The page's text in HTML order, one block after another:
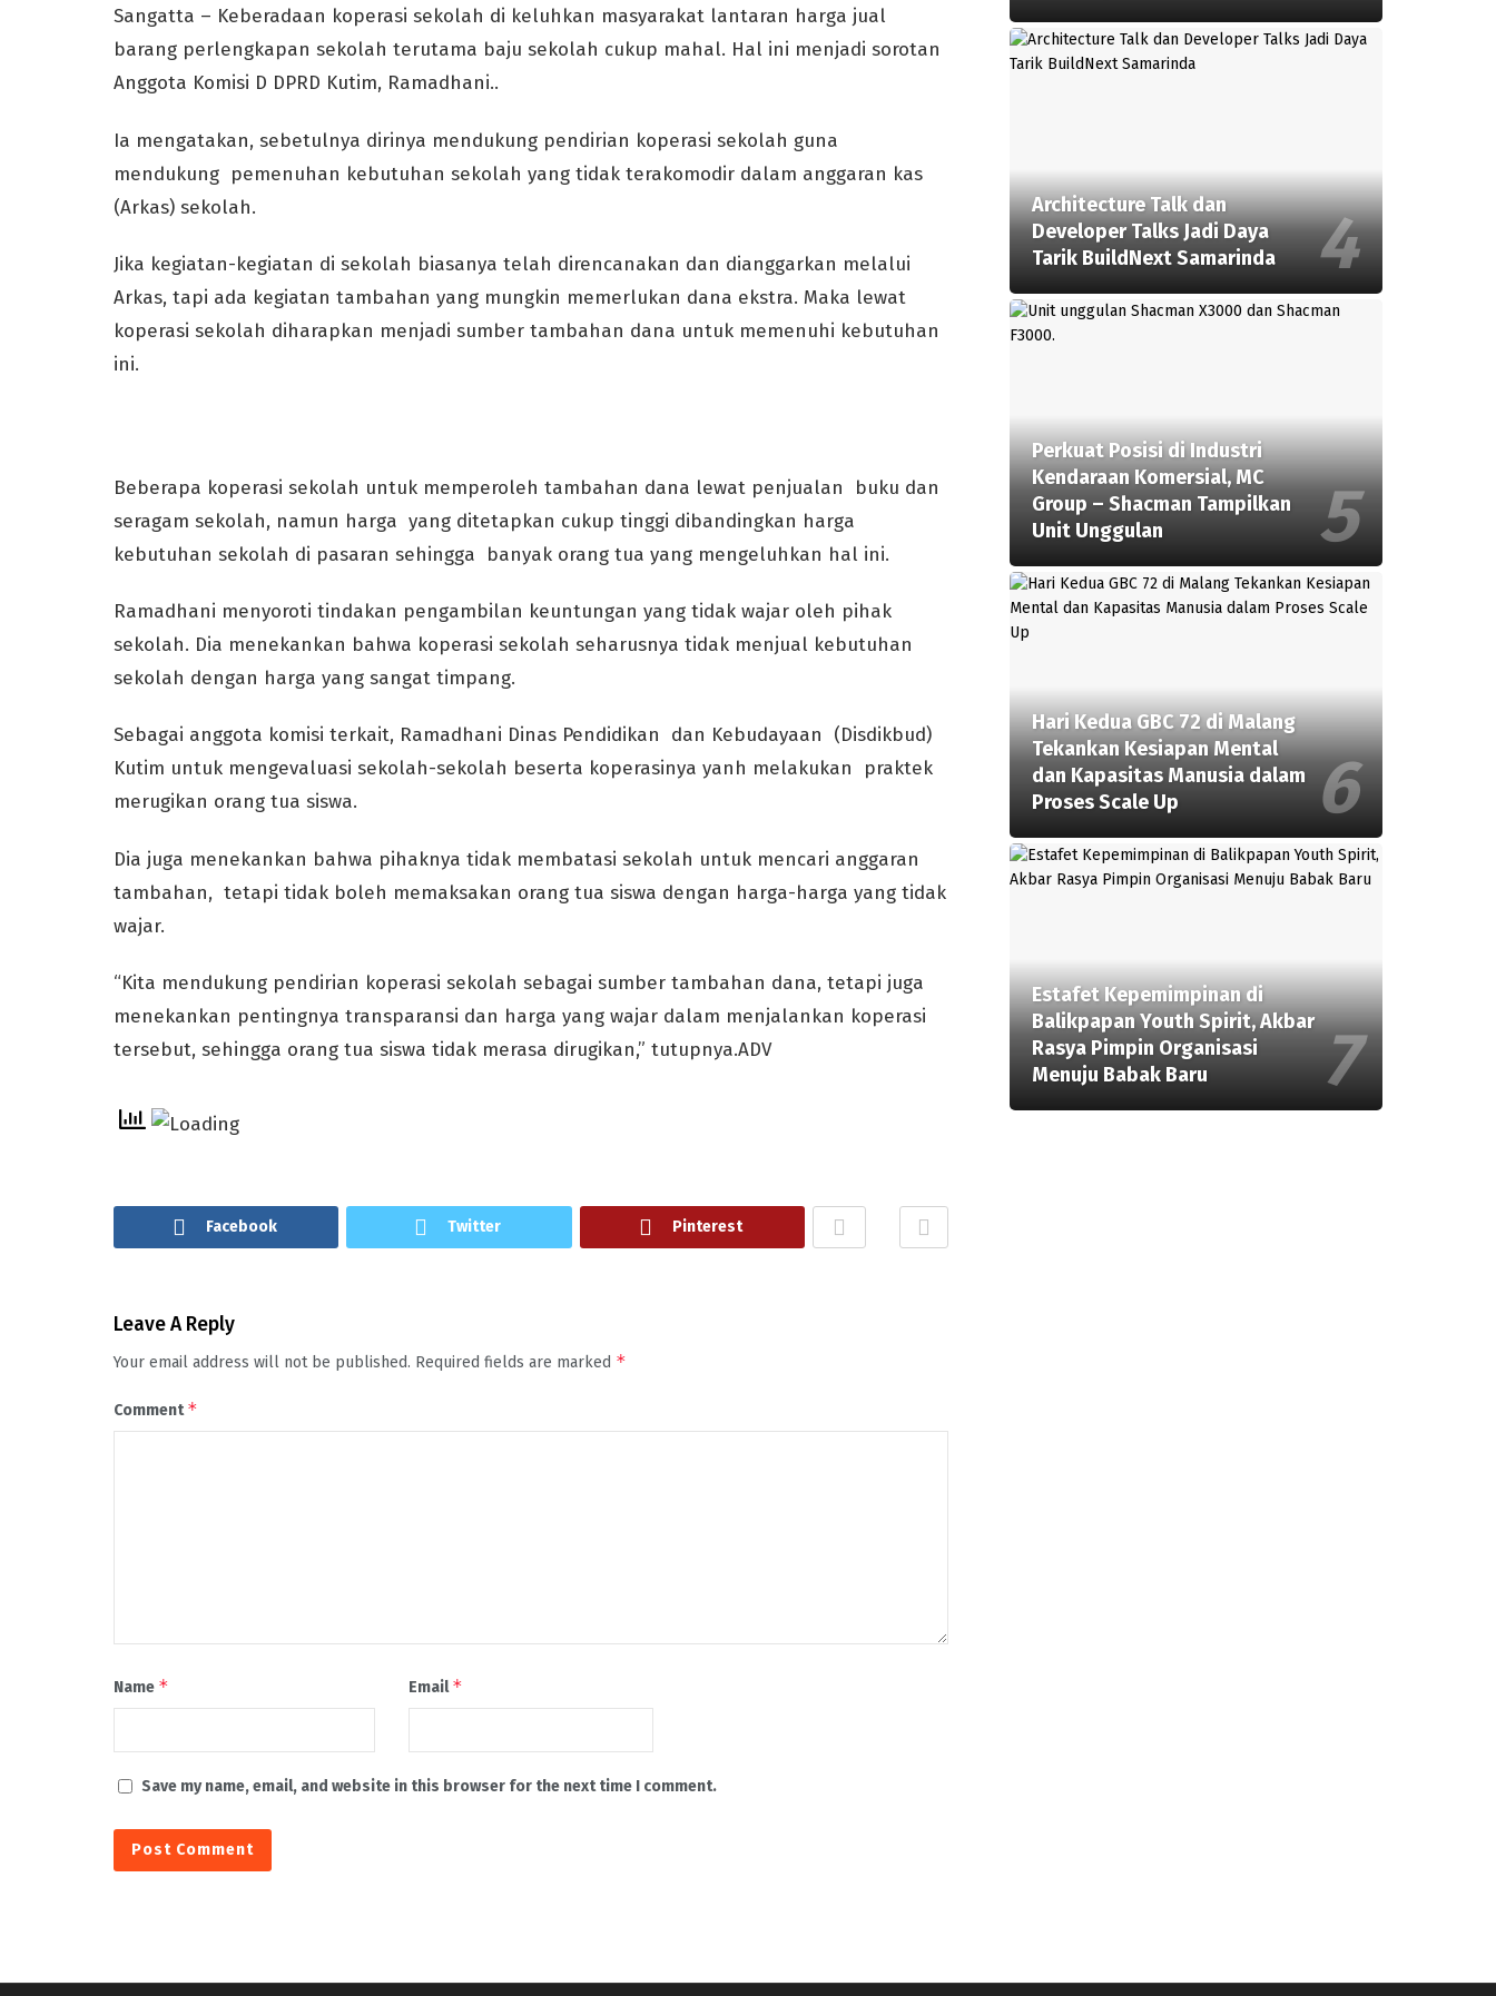
Sangatta – Keberadaan koperasi sekolah di keluhkan masyarakat lantaran harga jual
barang perlengkapan sekolah terutama baju sekolah cukup mahal. Hal ini menjadi sorotan
Anggota Komisi D DPRD Kutim, Ramadhani..
Ia mengatakan, sebetulnya dirinya mendukung pendirian koperasi sekolah guna
mendukung pemenuhan kebutuhan sekolah yang tidak terakomodir dalam anggaran kas
(Arkas) sekolah.
Jika kegiatan-kegiatan di sekolah biasanya telah direncanakan dan dianggarkan melalui
Arkas, tapi ada kegiatan tambahan yang mungkin memerlukan dana ekstra. Maka lewat
koperasi sekolah diharapkan menjadi sumber tambahan dana untuk memenuhi kebutuhan
ini.
Beberapa koperasi sekolah untuk memperoleh tambahan dana lewat penjualan buku dan
seragam sekolah, namun harga yang ditetapkan cukup tinggi dibandingkan harga
kebutuhan sekolah di pasaran sehingga banyak orang tua yang mengeluhkan hal ini.
Ramadhani menyoroti tindakan pengambilan keuntungan yang tidak wajar oleh pihak
sekolah. Dia menekankan bahwa koperasi sekolah seharusnya tidak menjual kebutuhan
sekolah dengan harga yang sangat timpang.
Sebagai anggota komisi terkait, Ramadhani Dinas Pendidikan dan Kebudayaan (Disdikbud)
Kutim untuk mengevaluasi sekolah-sekolah beserta koperasinya yanh melakukan praktek
merugikan orang tua siswa.
Dia juga menekankan bahwa pihaknya tidak membatasi sekolah untuk mencari anggaran
tambahan, tetapi tidak boleh memaksakan orang tua siswa dengan harga-harga yang tidak
wajar.
“Kita mendukung pendirian koperasi sekolah sebagai sumber tambahan dana, tetapi juga
menekankan pentingnya transparansi dan harga yang wajar dalam menjalankan koperasi
tersebut, sehingga orang tua siswa tidak merasa dirugikan,” tutupnya.ADV
Facebook Twitter Pinterest
Leave A Reply
Your email address will not be published. Required fields are marked *
Comment*
Name * Email*
Save my name, email, and website in this browser for the next time I comment.
Architecture Talk dan
Developer Talks Jadi Daya
Tarik BuildNext Samarinda
Perkuat Posisi di Industri
Kendaraan Komersial, MC
Group – Shacman Tampilkan
Unit Unggulan
Hari Kedua GBC 72 di Malang
Tekankan Kesiapan Mental
dan Kapasitas Manusia dalam
Proses Scale Up
Estafet Kepemimpinan di
Balikpapan Youth Spirit, Akbar
Rasya Pimpin Organisasi
Menuju Babak Baru